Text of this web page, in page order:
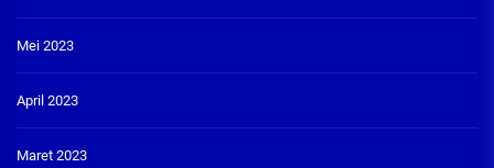
Mei 2023
April 2023
Maret 2023